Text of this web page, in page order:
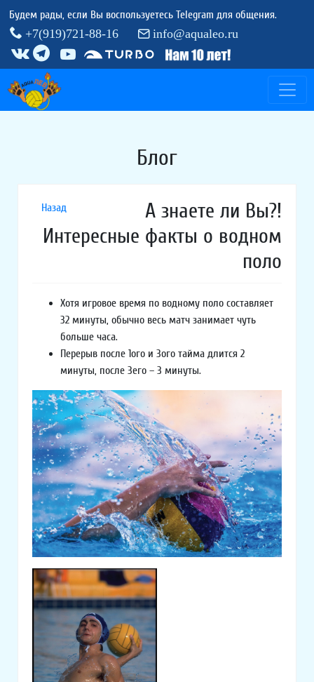
Будем рады, если Вы воспользуетесь Telegram для общения.
+7(919)721-88-16
info@aqualeo.ru
Блог
Назад
А знаете ли Вы?!
Интересные факты о водном
поло
Хотя игровое время по водному поло составляет
32 минуты, обычно весь матч занимает чуть
больше часа.
Перерыв после 1ого и 3ого тайма длится 2
минуты, после 3его – 3 минуты.